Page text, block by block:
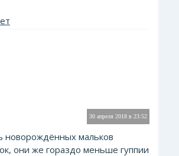
30 апреля 2018 в 23:52
новорождённых мальков
они же гораздо меньше гуппии